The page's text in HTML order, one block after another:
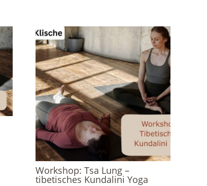
Workshop: Tsa Lung –
tibetisches Kundalini Yoga